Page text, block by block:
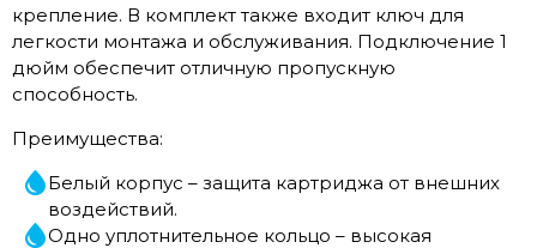
крепление. В комплект также входит ключ для
легкости монтажа и обслуживания. Подключение 1
дюйм обеспечит отличную пропускную
способность.
Преимущества:
Белый корпус – защита картриджа от внешних
воздействий.
Одно уплотнительное кольцо – высокая